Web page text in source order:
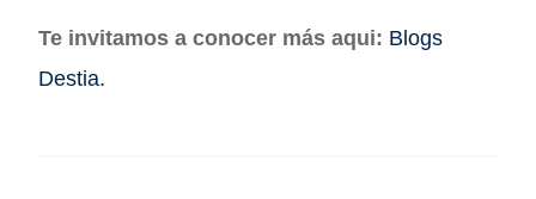
Te invitamos a conocer más aqui: Blogs
Destia.